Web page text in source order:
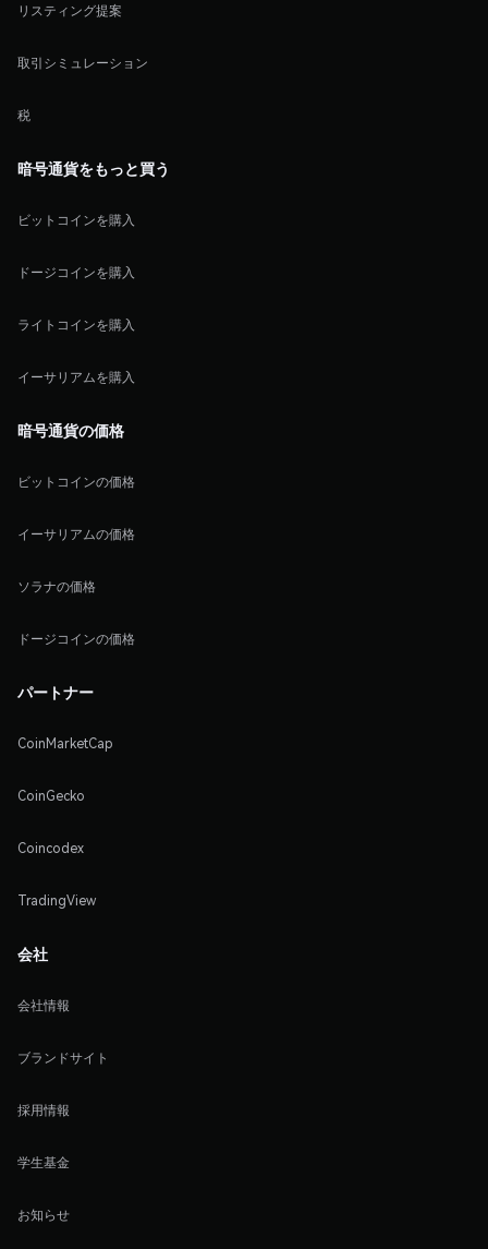
リスティング提案
取引シミュレーション
税
暗号通貨をもっと買う
ビットコインを購入
ドージコインを購入
ライトコインを購入
イーサリアムを購入
暗号通貨の価格
ビットコインの価格
イーサリアムの価格
ソラナの価格
ドージコインの価格
パートナー
CoinMarketCap
CoinGecko
Coincodex
TradingView
会社
会社情報
ブランドサイト
採用情報
学生基金
お知らせ